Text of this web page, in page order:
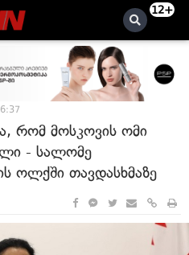
12+
რომ მოსკოვის ომი
- სალომე
ოლქში თავდასხმაზე